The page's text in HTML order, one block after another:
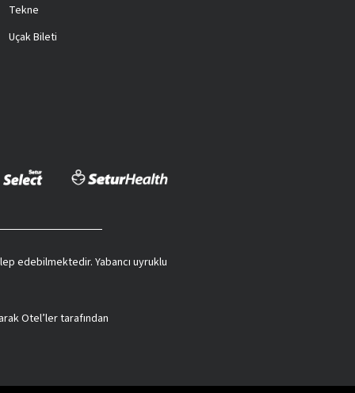
Tekne
Uçak Bileti
edebilmektedir. Yabancı uyruklu
Otel’ler tarafından